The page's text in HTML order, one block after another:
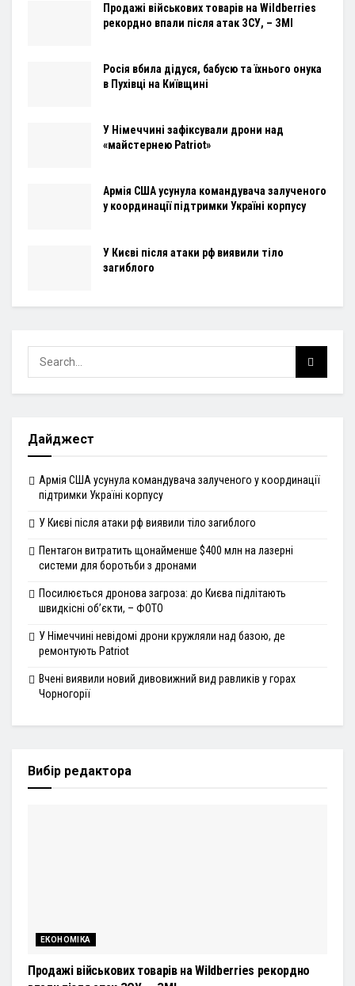
Продажі військових товарів на Wildberries
рекордно впали після атак ЗСУ, – ЗМІ
Росія вбила дідуся, бабусю та їхнього онука
в Пухівці на Київщині
У Німеччині зафіксували дрони над
«майстернею Patriot»
Армія США усунула командувача залученого
у координації підтримки Україні корпусу
У Києві після атаки рф виявили тіло
загиблого
Дайджест
Армія США усунула командувача залученого у координації
підтримки Україні корпусу
У Києві після атаки рф виявили тіло загиблого
Пентагон витратить щонайменше $400 млн на лазерні
системи для боротьби з дронами
Посилюється дронова загроза: до Києва підлітають
швидкісні об’єкти, – ФОТО
У Німеччині невідомі дрони кружляли над базою, де
ремонтують Patriot
Вчені виявили новий дивовижний вид равликів у горах
Чорногорії
Вибір редактора
ЕКОНОМІКА
Продажі військових товарів на Wildberries рекордно